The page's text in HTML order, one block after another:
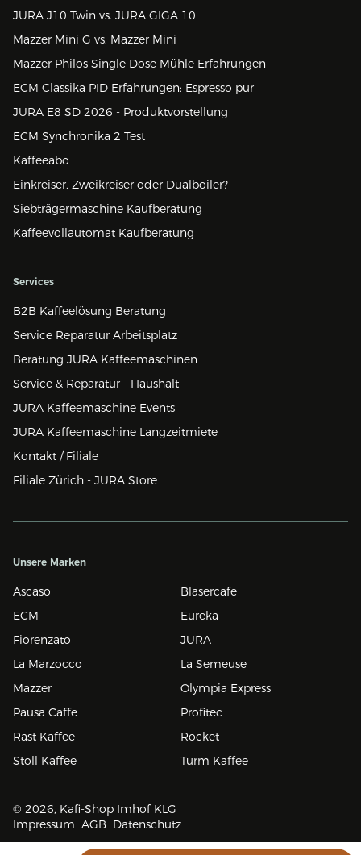
JURA J10 Twin vs. JURA GIGA 10
Mazzer Mini G vs. Mazzer Mini
Mazzer Philos Single Dose Mühle Erfahrungen
ECM Classika PID Erfahrungen: Espresso pur
JURA E8 SD 2026 - Produktvorstellung
ECM Synchronika 2 Test
Kaffeeabo
Einkreiser, Zweikreiser oder Dualboiler?
Siebträgermaschine Kaufberatung
Kaffeevollautomat Kaufberatung
Services
B2B Kaffeelösung Beratung
Service Reparatur Arbeitsplatz
Beratung JURA Kaffeemaschinen
Service & Reparatur - Haushalt
JURA Kaffeemaschine Events
JURA Kaffeemaschine Langzeitmiete
Kontakt / Filiale
Filiale Zürich - JURA Store
Unsere Marken
Ascaso
Blasercafe
ECM
Eureka
Fiorenzato
JURA
La Marzocco
La Semeuse
Mazzer
Olympia Express
Pausa Caffe
Profitec
Rast Kaffee
Rocket
Stoll Kaffee
Turm Kaffee
© 2026, Kafi-Shop Imhof KLG
Impressum AGB Datenschutz